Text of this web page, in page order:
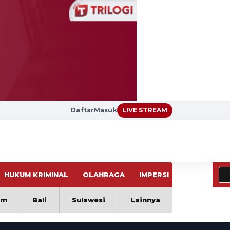
DaftarMasuk LIVE STREAM
HUKUM KRIMINAL OLAHRAGA IMPERSI
Bali Sulawesi Lainnya